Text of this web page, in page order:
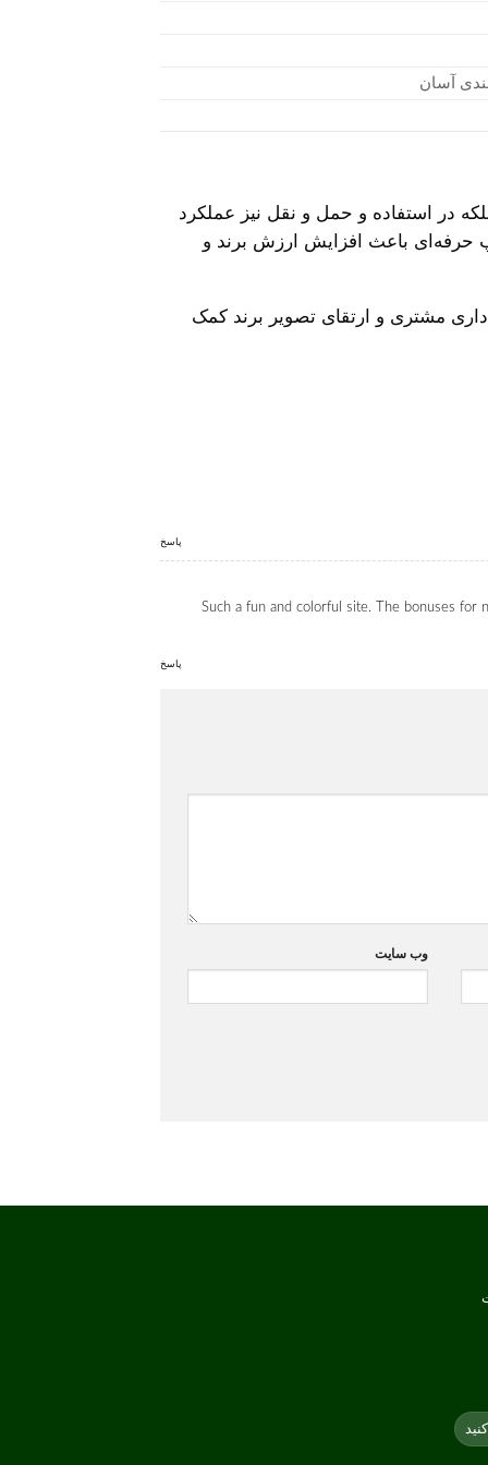
آسان
در استفاده و حمل و نقل نیز عملکرد
حرفه‌ای باعث افزایش ارزش برند و
مشتری و ارتقای تصویر برند کمک
پاسخ
Such a fun and colorful site. The bonuses for
پاسخ
وب‌ سایت